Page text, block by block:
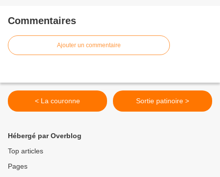
Commentaires
Ajouter un commentaire
< La couronne Sortie patinoire >
Hébergé par Overblog
Top articles
Pages